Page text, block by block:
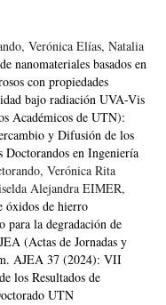
Verónica Elías, Natalia
nanomateriales basados en
con propiedades
bajo radiación UVA-Vis
Académicos de UTN):
y Difusión de los
Doctorandos en Ingeniería
Verónica Rita
Alejandra EIMER,
óxidos de hierro
para la degradación de
(Actas de Jornadas y
AJEA 37 (2024): VII
los Resultados de
UTN